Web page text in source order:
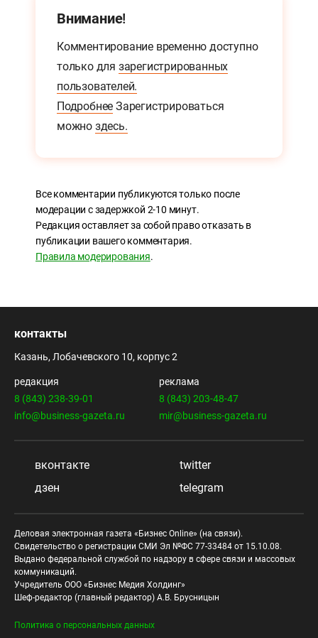
Внимание!
Комментирование временно доступно
только для зарегистрированных
пользователей.
Подробнее Зарегистрироваться
можно здесь.
Все комментарии публикуются только после
модерации с задержкой 2-10 минут.
Редакция оставляет за собой право отказать в
публикации вашего комментария.
Правила модерирования.
контакты
Казань, Лобачевского 10, корпус 2
редакция
8 (843) 238-39-01
info@business-gazeta.ru
реклама
8 (843) 203-48-47
mir@business-gazeta.ru
вконтакте
twitter
дзен
telegram
Деловая электронная газета «Бизнес Online» (на связи).
Свидетельство о регистрации СМИ Эл №ФС 77-33484 от 15.10.08.
Выдано федеральной службой по надзору в сфере связи и массовых
коммуникаций.
Учредитель ООО «Бизнес Медия Холдинг»
Шеф-редактор (главный редактор) А.В. Брусницын
Политика о персональных данных